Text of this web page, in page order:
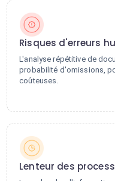
Risques d'erreurs
L'analyse répétitive de
probabilité d'omissions,
coûteuses.
Lenteur des